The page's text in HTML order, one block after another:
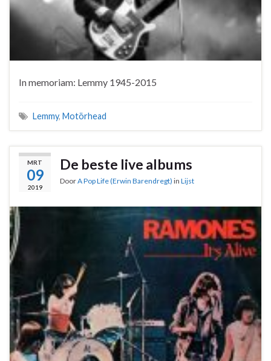
In memoriam: Lemmy 1945-2015
Lemmy, Motörhead
MRT
09
2019
De beste live albums
DoorA Pop Life (Erwin Barendregt) in Lijst